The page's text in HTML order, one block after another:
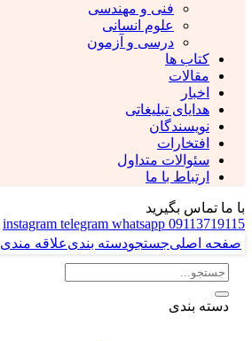
فنی و مهندسی
علوم انسانی
درسی و آزمون
کتاب ها
مقالات
اخبار
هدایای تبلیغاتی
نویسندگان
افتخارات
سئوالات متداول
ارتباط با ما
با ما تماس بگیرید
instagram telegram whatsapp 09113719115
صفحه اصلیجستجودسته بندیعلاقه مندی
دسته بندی